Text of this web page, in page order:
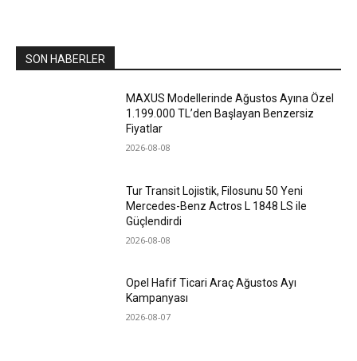
SON HABERLER
MAXUS Modellerinde Ağustos Ayına Özel
1.199.000 TL’den Başlayan Benzersiz
Fiyatlar
2026-08-08
Tur Transit Lojistik, Filosunu 50 Yeni
Mercedes-Benz Actros L 1848 LS ile
Güçlendirdi
2026-08-08
Opel Hafif Ticari Araç Ağustos Ayı
Kampanyası
2026-08-07